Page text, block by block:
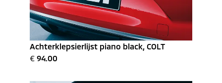
Achterklepsierlijst piano black, COLT
€ 94.00